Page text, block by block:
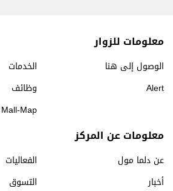
معلومات للزوار
الخدمات
الوصول إلى هنا
وظائف
Alert
Mall-Map
معلومات عن المركز
عن دلما مول
الفعاليات
أخبار
التسوق